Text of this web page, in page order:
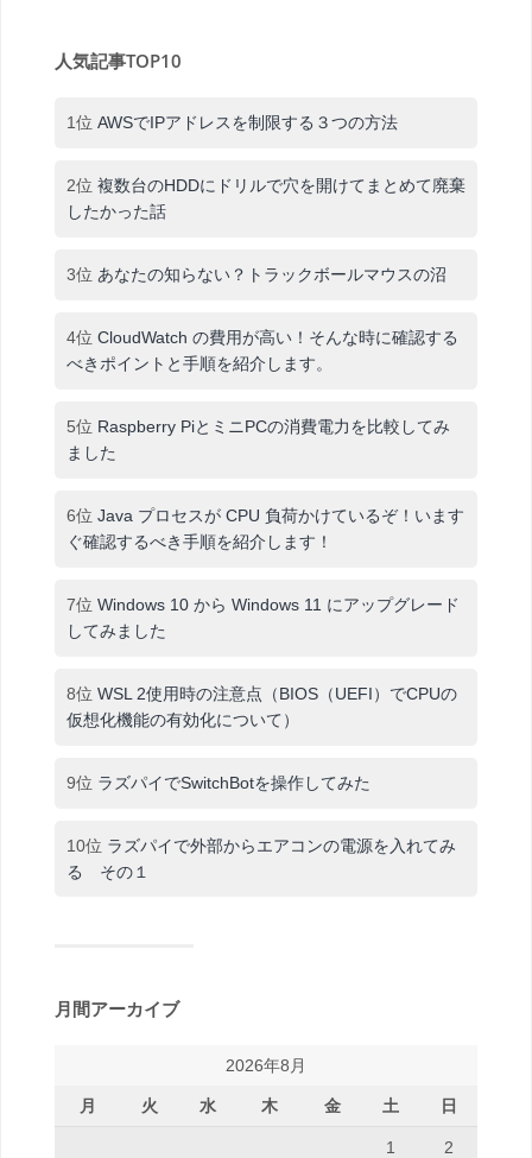
人気記事TOP10
1位 AWSでIPアドレスを制限する３つの方法
2位 複数台のHDDにドリルで穴を開けてまとめて廃棄
したかった話
3位 あなたの知らない？トラックボールマウスの沼
4位 CloudWatch の費用が高い！そんな時に確認する
べきポイントと手順を紹介します。
5位 Raspberry PiとミニPCの消費電力を比較してみ
ました
6位 Java プロセスが CPU 負荷かけているぞ！います
ぐ確認するべき手順を紹介します！
7位 Windows 10 から Windows 11 にアップグレード
してみました
8位 WSL 2使用時の注意点（BIOS（UEFI）でCPUの
仮想化機能の有効化について）
9位 ラズパイでSwitchBotを操作してみた
10位 ラズパイで外部からエアコンの電源を入れてみ
る その１
月間アーカイブ
2026年8月
月 火 水 木 金 土 日
1 2